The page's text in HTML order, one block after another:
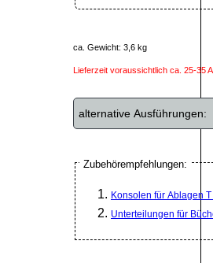
ca. Gewicht: 3,6 kg
Lieferzeit voraussichtlich ca. 25-35
Zubehörempfehlungen:
Konsolen für Ablagen
Unterteilungen für